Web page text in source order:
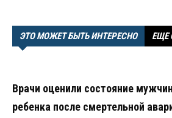
ЭТО МОЖЕТ БЫТЬ ИНТЕРЕСНО ЕЩЕ
Врачи оценили состояние
ребенка после смертельной